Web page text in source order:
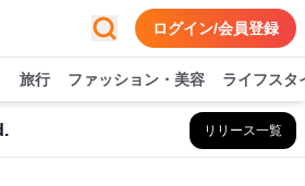
ログイン/会員登録
旅行 ファッション・美容 ライフスタ
リリース一覧